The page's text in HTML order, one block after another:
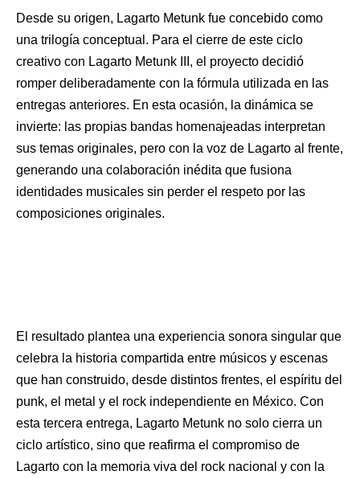
Desde su origen, Lagarto Metunk fue concebido como
una trilogía conceptual. Para el cierre de este ciclo
creativo con Lagarto Metunk III, el proyecto decidió
romper deliberadamente con la fórmula utilizada en las
entregas anteriores. En esta ocasión, la dinámica se
invierte: las propias bandas homenajeadas interpretan
sus temas originales, pero con la voz de Lagarto al frente,
generando una colaboración inédita que fusiona
identidades musicales sin perder el respeto por las
composiciones originales.
El resultado plantea una experiencia sonora singular que
celebra la historia compartida entre músicos y escenas
que han construido, desde distintos frentes, el espíritu del
punk, el metal y el rock independiente en México. Con
esta tercera entrega, Lagarto Metunk no solo cierra un
ciclo artístico, sino que reafirma el compromiso de
Lagarto con la memoria viva del rock nacional y con la